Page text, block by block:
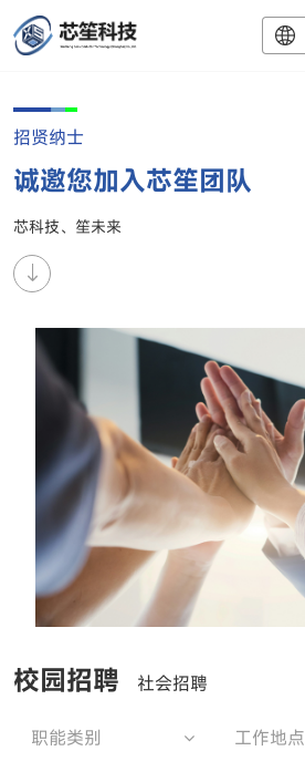
招贤纳士
诚邀您加入芯笙团队
芯科技、笙未来
校园招聘 社会招聘
职能类别 工作地点